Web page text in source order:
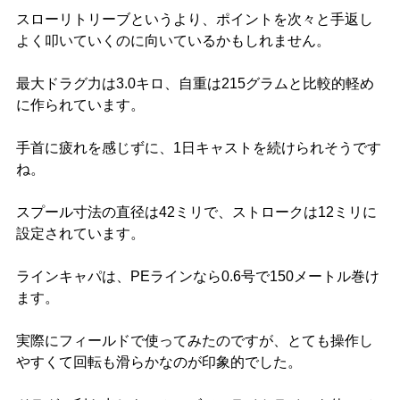
スローリトリーブというより、ポイントを次々と手返し
よく叩いていくのに向いているかもしれません。
最大ドラグ力は3.0キロ、自重は215グラムと比較的軽め
に作られています。
手首に疲れを感じずに、1日キャストを続けられそうです
ね。
スプール寸法の直径は42ミリで、ストロークは12ミリに
設定されています。
ラインキャパは、PEラインなら0.6号で150メートル巻け
ます。
実際にフィールドで使ってみたのですが、とても操作し
やすくて回転も滑らかなのが印象的でした。